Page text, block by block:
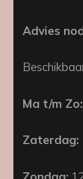
Advies
Ma t/m Zo:
Zaterdag: